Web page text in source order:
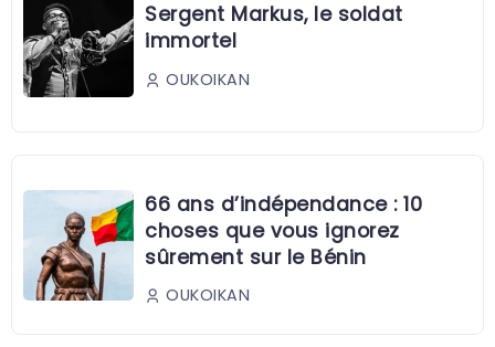
Sergent Markus, le soldat
immortel
OUKOIKAN
66 ans d’indépendance : 10
choses que vous ignorez
sûrement sur le Bénin
OUKOIKAN